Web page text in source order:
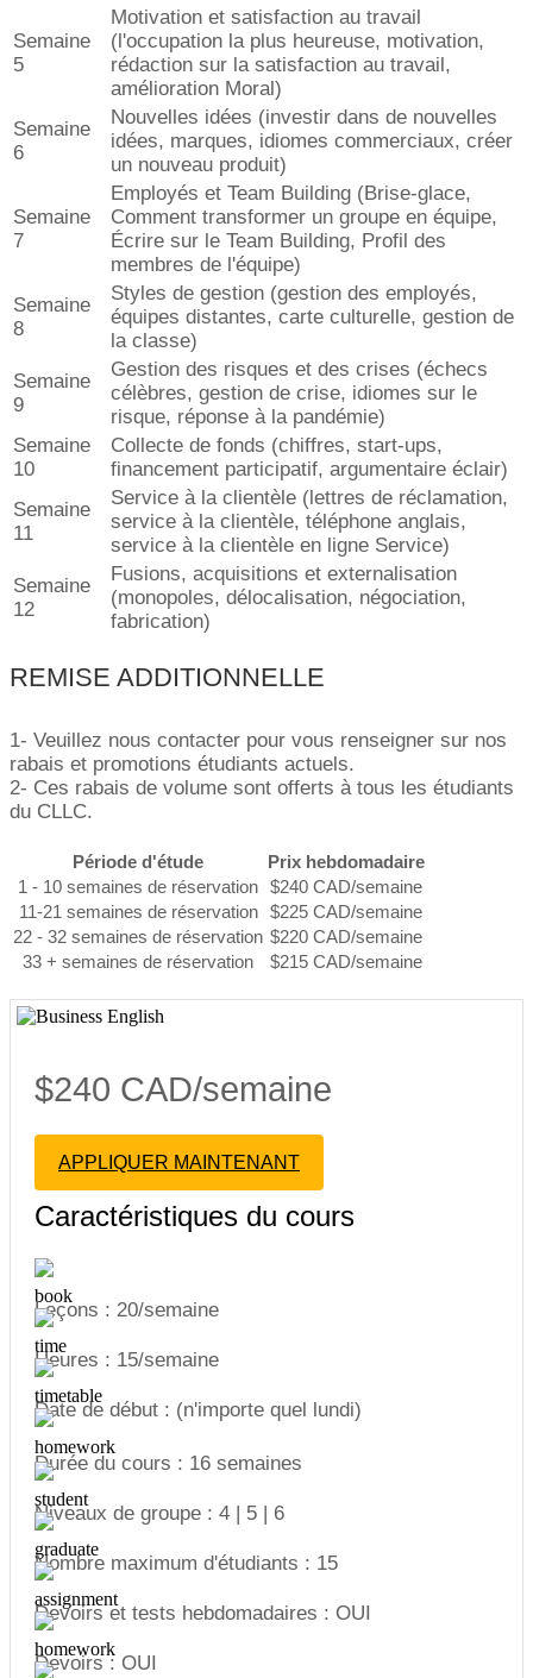
Semaine
5
Motivation et satisfaction au travail
(l'occupation la plus heureuse, motivation,
rédaction sur la satisfaction au travail,
amélioration Moral)
Semaine
6
Nouvelles idées (investir dans de nouvelles
idées, marques, idiomes commerciaux, créer
un nouveau produit)
Semaine
7
Employés et Team Building (Brise-glace,
Comment transformer un groupe en équipe,
Écrire sur le Team Building, Profil des
membres de l'équipe)
Semaine
8
Styles de gestion (gestion des employés,
équipes distantes, carte culturelle, gestion de
la classe)
Semaine
9
Gestion des risques et des crises (échecs
célèbres, gestion de crise, idiomes sur le
risque, réponse à la pandémie)
Semaine
10
Collecte de fonds (chiffres, start-ups,
financement participatif, argumentaire éclair)
Semaine
11
Service à la clientèle (lettres de réclamation,
service à la clientèle, téléphone anglais,
service à la clientèle en ligne Service)
Semaine
12
Fusions, acquisitions et externalisation
(monopoles, délocalisation, négociation,
fabrication)
REMISE ADDITIONNELLE
1- Veuillez nous contacter pour vous renseigner sur nos
rabais et promotions étudiants actuels.
2- Ces rabais de volume sont offerts à tous les étudiants
du CLLC.
Période d'étude
Prix hebdomadaire
1 - 10 semaines de réservation $240 CAD/semaine
11-21 semaines de réservation
$225 CAD/semaine
22 - 32 semaines de réservation $220 CAD/semaine
33 + semaines de réservation
$215 CAD/semaine
$240 CAD/semaine
APPLIQUER MAINTENANT
Caractéristiques du cours
Leçons : 20/semaine
Heures : 15/semaine
Date de début : (n'importe quel lundi)
Durée du cours : 16 semaines
Niveaux de groupe : 4 | 5 | 6
Nombre maximum d'étudiants : 15
Devoirs et tests hebdomadaires : OUI
Devoirs : OUI